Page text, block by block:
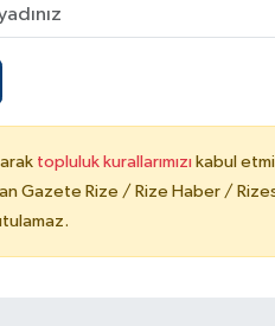
topluluk kurallarımızı kabul
Gazete Rize / Rize Haber /